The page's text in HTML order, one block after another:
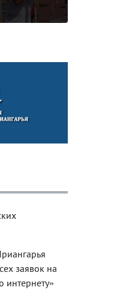
заявок на
интернету»